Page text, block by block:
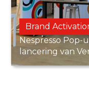
Brand
Nespresso Pop-
lancering van